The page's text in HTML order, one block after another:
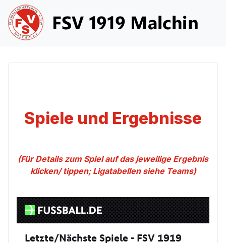
Spiele und Ergebnisse
(Für Details zum Spiel auf das jeweilige Ergebnis
klicken/ tippen; Ligatabellen siehe Teams)